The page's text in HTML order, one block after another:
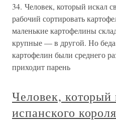
34. Человек, который искал
рабочий сортировать
маленькие картофелины
крупные — в другой. Но
картофелин были среднего
приходит парень
Человек, который
испанского короля